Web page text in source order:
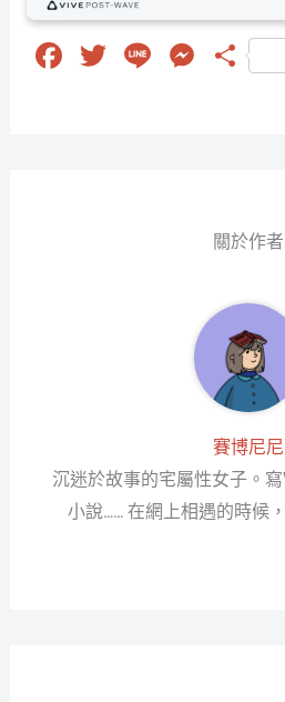
Fa
T
Li
M 分
關於作者
賽博尼尼
沉迷於故事的宅屬性女子。
小說…… 在網上相遇的時候